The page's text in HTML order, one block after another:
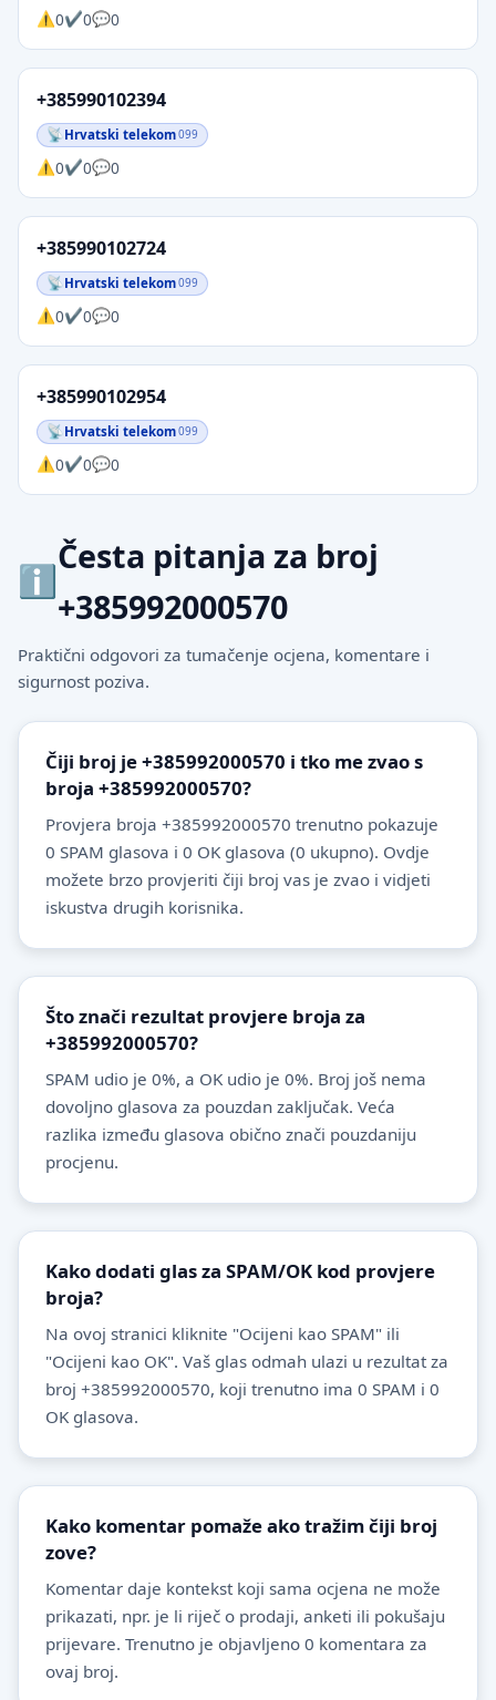
0 0 0
+385990102394
Hrvatski telekom099
0 0 0
+385990102724
Hrvatski telekom099
0 0 0
+385990102954
Hrvatski telekom099
0 0 0
Česta pitanja za broj
+385992000570
Praktični odgovori za tumačenje ocjena, komentare i
sigurnost poziva.
Čiji broj je +385992000570 i tko me zvao s
broja +385992000570?
Provjera broja +385992000570 trenutno pokazuje
0 SPAM glasova i 0 OK glasova (0 ukupno). Ovdje
možete brzo provjeriti čiji broj vas je zvao i vidjeti
iskustva drugih korisnika.
Što znači rezultat provjere broja za
+385992000570?
SPAM udio je 0%, a OK udio je 0%. Broj još nema
dovoljno glasova za pouzdan zaključak. Veća
razlika između glasova obično znači pouzdaniju
procjenu.
Kako dodati glas za SPAM/OK kod provjere
broja?
Na ovoj stranici kliknite "Ocijeni kao SPAM" ili
"Ocijeni kao OK". Vaš glas odmah ulazi u rezultat za
broj +385992000570, koji trenutno ima 0 SPAM i 0
OK glasova.
Kako komentar pomaže ako tražim čiji broj
zove?
Komentar daje kontekst koji sama ocjena ne može
prikazati, npr. je li riječ o prodaji, anketi ili pokušaju
prijevare. Trenutno je objavljeno 0 komentara za
ovaj broj.